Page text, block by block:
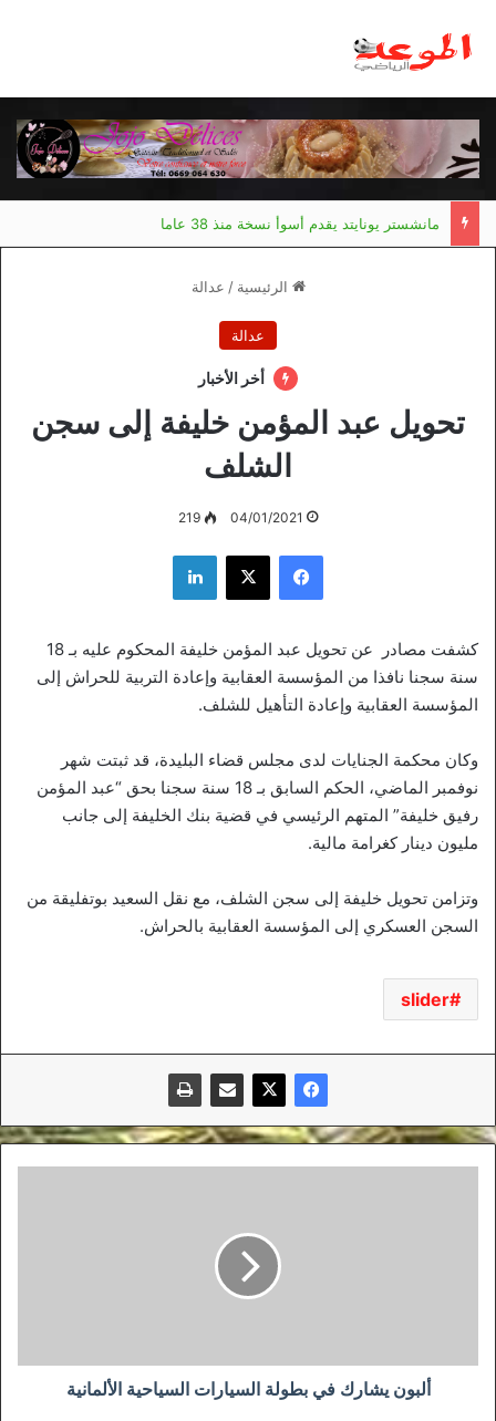
مانشستر يونايتد يقدم أسوأ نسخة منذ 38 عاما
الرئيسية / عدالة
عدالة
أخر الأخبار
تحويل عبد المؤمن خليفة إلى سجن
الشلف
04/01/2021
219
فيسبوك ‫X لينكدإن
كشفت مصادر عن تحويل عبد المؤمن خليفة المحكوم عليه بـ 18
سنة سجنا نافذا من المؤسسة العقابية وإعادة التربية للحراش إلى
المؤسسة العقابية وإعادة التأهيل للشلف.
وكان محكمة الجنايات لدى مجلس قضاء البليدة، قد ثبتت شهر
نوفمبر الماضي، الحكم السابق بـ 18 سنة سجنا بحق “عبد المؤمن
رفيق خليفة” المتهم الرئيسي في قضية بنك الخليفة إلى جانب
مليون دينار كغرامة مالية.
وتزامن تحويل خليفة إلى سجن الشلف، مع نقل السعيد بوتفليقة من
السجن العسكري إلى المؤسسة العقابية بالحراش.
slider
ألبون يشارك في بطولة السيارات السياحية الألمانية